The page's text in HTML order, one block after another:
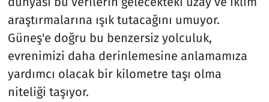
araştırmalarına ışık tutacağını umuyor.
Güneş'e doğru bu benzersiz yolculuk,
evrenimizi daha derinlemesine anlamamıza
yardımcı olacak bir kilometre taşı olma
niteliği taşıyor.